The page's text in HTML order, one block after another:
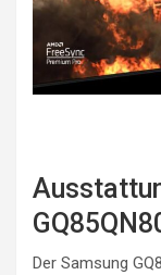
Der Samsung